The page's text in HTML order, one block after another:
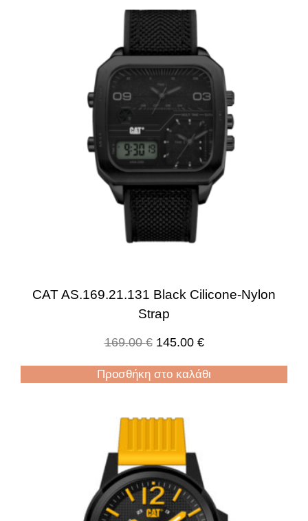
CAT AS.169.21.131 Black Cilicone-Nylon
Strap
169.00€ 145.00 €
Προσθήκη στο καλάθι